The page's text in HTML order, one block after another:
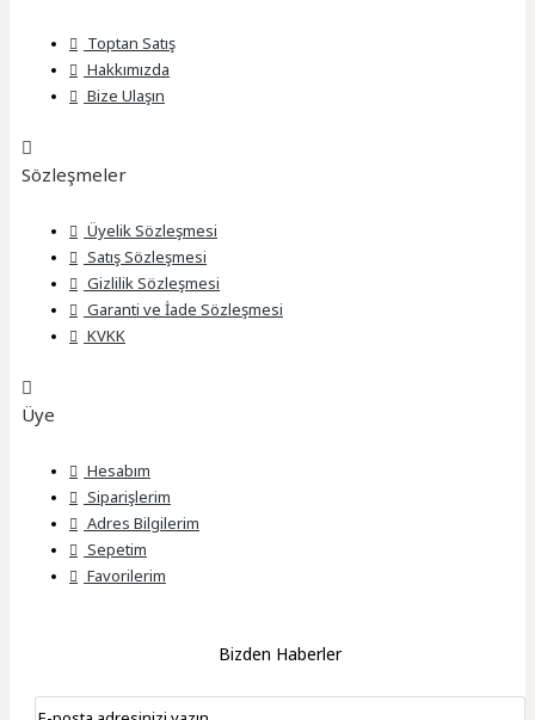
Toptan Satış
Hakkımızda
Bize Ulaşın
Sözleşmeler
Üyelik Sözleşmesi
Satış Sözleşmesi
Gizlilik Sözleşmesi
Garanti ve İade Sözleşmesi
KVKK
Üye
Hesabım
Siparişlerim
Adres Bilgilerim
Sepetim
Favorilerim
Bizden Haberler